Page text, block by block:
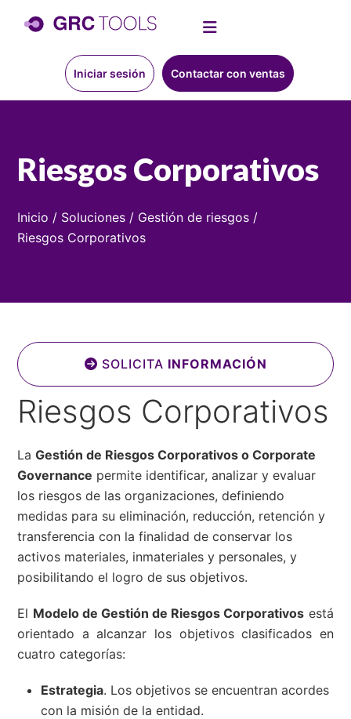
Iniciar sesión Contactar con ventas
Riesgos Corporativos
Inicio / Soluciones / Gestión de riesgos /
Riesgos Corporativos
SOLICITA INFORMACIÓN
Riesgos Corporativos
LaGestión de Riesgos Corporativos o Corporate
Governance permite identificar, analizar y evaluar
los riesgos de las organizaciones, definiendo
medidas para su eliminación, reducción, retención y
transferencia con la finalidad de conservar los
activos materiales, inmateriales y personales, y
posibilitando el logro de sus objetivos.
El Modelo de Gestión de Riesgos Corporativos está
orientado a alcanzar los objetivos clasificados en
cuatro categorías:
Estrategia. Los objetivos se encuentran acordes
con la misión de la entidad.